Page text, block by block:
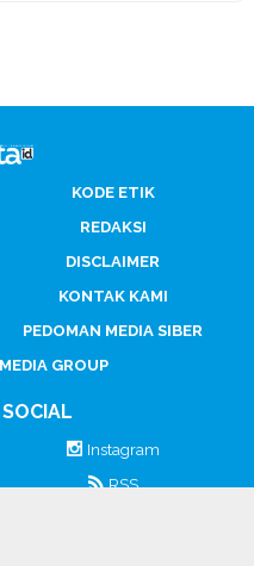
KODE ETIK
REDAKSI
DISCLAIMER
KONTAK KAMI
PEDOMAN MEDIA SIBER
GROUP
Instagram
RSS